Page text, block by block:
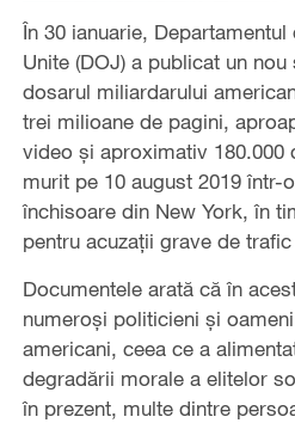
În 30 ianuarie,
Unite (DOJ) a publicat un
dosarul miliardarului
trei milioane de pagini,
video și aproximativ 180.000
murit pe 10 august 2019 într-
închisoare din New York, în
pentru acuzații grave de
Documentele arată că în
numeroși politicieni și
americani, ceea ce a
degradării morale a elitelor
în prezent, multe dintre